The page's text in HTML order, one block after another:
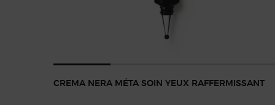
CREMA NERA MÉTA SOIN YEUX RAFFERMISSANT